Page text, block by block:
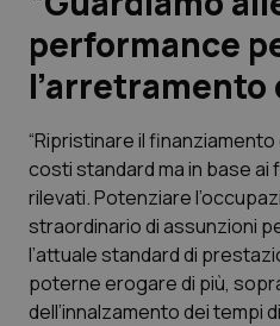
Lavoro e Professioni
Studi e Analisi
Lettere al direttore
Edizioni Regionali
performance
l’arretramento
“Ripristinare il finanziamento
costi standard ma in base ai
rilevati. Potenziare
straordinario di assunzioni
l’attuale standard di
poterne erogare di più,
dell’innalzamento dei tempi